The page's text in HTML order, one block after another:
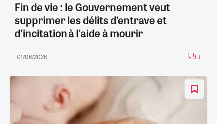
Fin de vie : le Gouvernement veut
supprimer les délits d’entrave et
d’incitation à l'aide à mourir
01/06/2026 1